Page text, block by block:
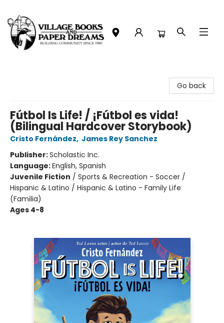
Go back
Fútbol Is Life! / ¡Fútbol es vida!
(Bilingual Hardcover Storybook)
Cristo Fernández, James Rey Sanchez
Publisher:Scholastic Inc.
Language:English, Spanish
Juvenile Fiction / Sports & Recreation - Soccer /
Hispanic & Latino / Hispanic & Latino - Family Life
(Familia)
Ages 4-8